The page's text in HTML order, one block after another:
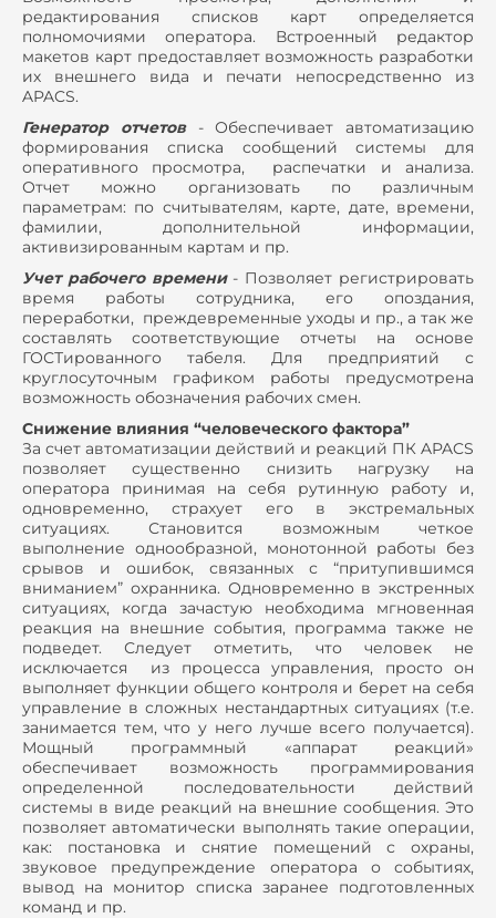
редактирования списков карт определяется
полномочиями оператора. Встроенный редактор
макетов карт предоставляет возможность разработки
их внешнего вида и печати непосредственно из
APACS.
Генератор отчетов - Обеспечивает автоматизацию
формирования списка сообщений системы для
оперативного просмотра, распечатки и анализа.
Отчет можно организовать по различным
параметрам: по считывателям, карте, дате, времени,
фамилии, дополнительной информации,
активизированным картам и пр.
Учет рабочего времени - Позволяет регистрировать
время работы сотрудника, его опоздания,
переработки, преждевременные уходы и пр., а так же
составлять соответствующие отчеты на основе
ГОСТированного табеля. Для предприятий с
круглосуточным графиком работы предусмотрена
возможность обозначения рабочих смен.
Снижение влияния “человеческого фактора”
За счет автоматизации действий и реакций ПК APACS
позволяет существенно снизить нагрузку на
оператора принимая на себя рутинную работу и,
одновременно, страхует его в экстремальных
ситуациях. Становится возможным четкое
выполнение однообразной, монотонной работы без
срывов и ошибок, связанных с “притупившимся
вниманием” охранника. Одновременно в экстренных
ситуациях, когда зачастую необходима мгновенная
реакция на внешние события, программа также не
подведет. Следует отметить, что человек не
исключается из процесса управления, просто он
выполняет функции общего контроля и берет на себя
управление в сложных нестандартных ситуациях (т.е.
занимается тем, что у него лучше всего получается).
Мощный программный «аппарат реакций»
обеспечивает возможность программирования
определенной последовательности действий
системы в виде реакций на внешние сообщения. Это
позволяет автоматически выполнять такие операции,
как: постановка и снятие помещений с охраны,
звуковое предупреждение оператора о событиях,
вывод на монитор списка заранее подготовленных
команд и пр.